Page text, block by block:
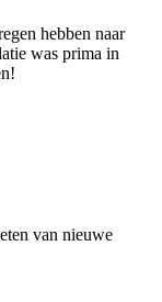
hebben naar
was prima in
van nieuwe